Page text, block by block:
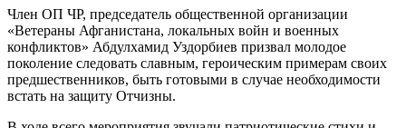
Член ОП ЧР, председатель общественной организации
«Ветераны Афганистана, локальных войн и военных
конфликтов» Абдулхамид Уздорбиев призвал молодое
поколение следовать славным, героическим примерам своих
предшественников, быть готовыми в случае необходимости
встать на защиту Отчизны.